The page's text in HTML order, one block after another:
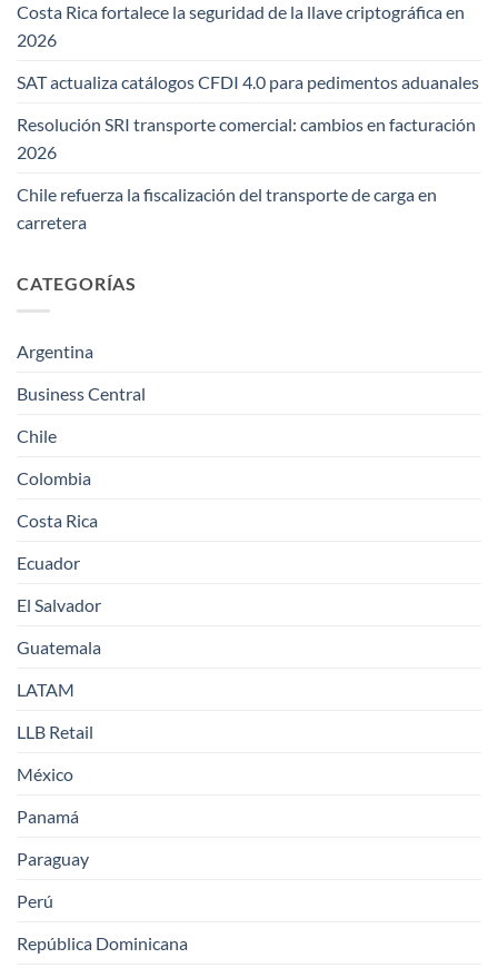
Costa Rica fortalece la seguridad de la llave criptográfica en
2026
SAT actualiza catálogos CFDI 4.0 para pedimentos aduanales
Resolución SRI transporte comercial: cambios en facturación
2026
Chile refuerza la fiscalización del transporte de carga en
carretera
CATEGORÍAS
Argentina
Business Central
Chile
Colombia
Costa Rica
Ecuador
El Salvador
Guatemala
LATAM
LLB Retail
México
Panamá
Paraguay
Perú
República Dominicana